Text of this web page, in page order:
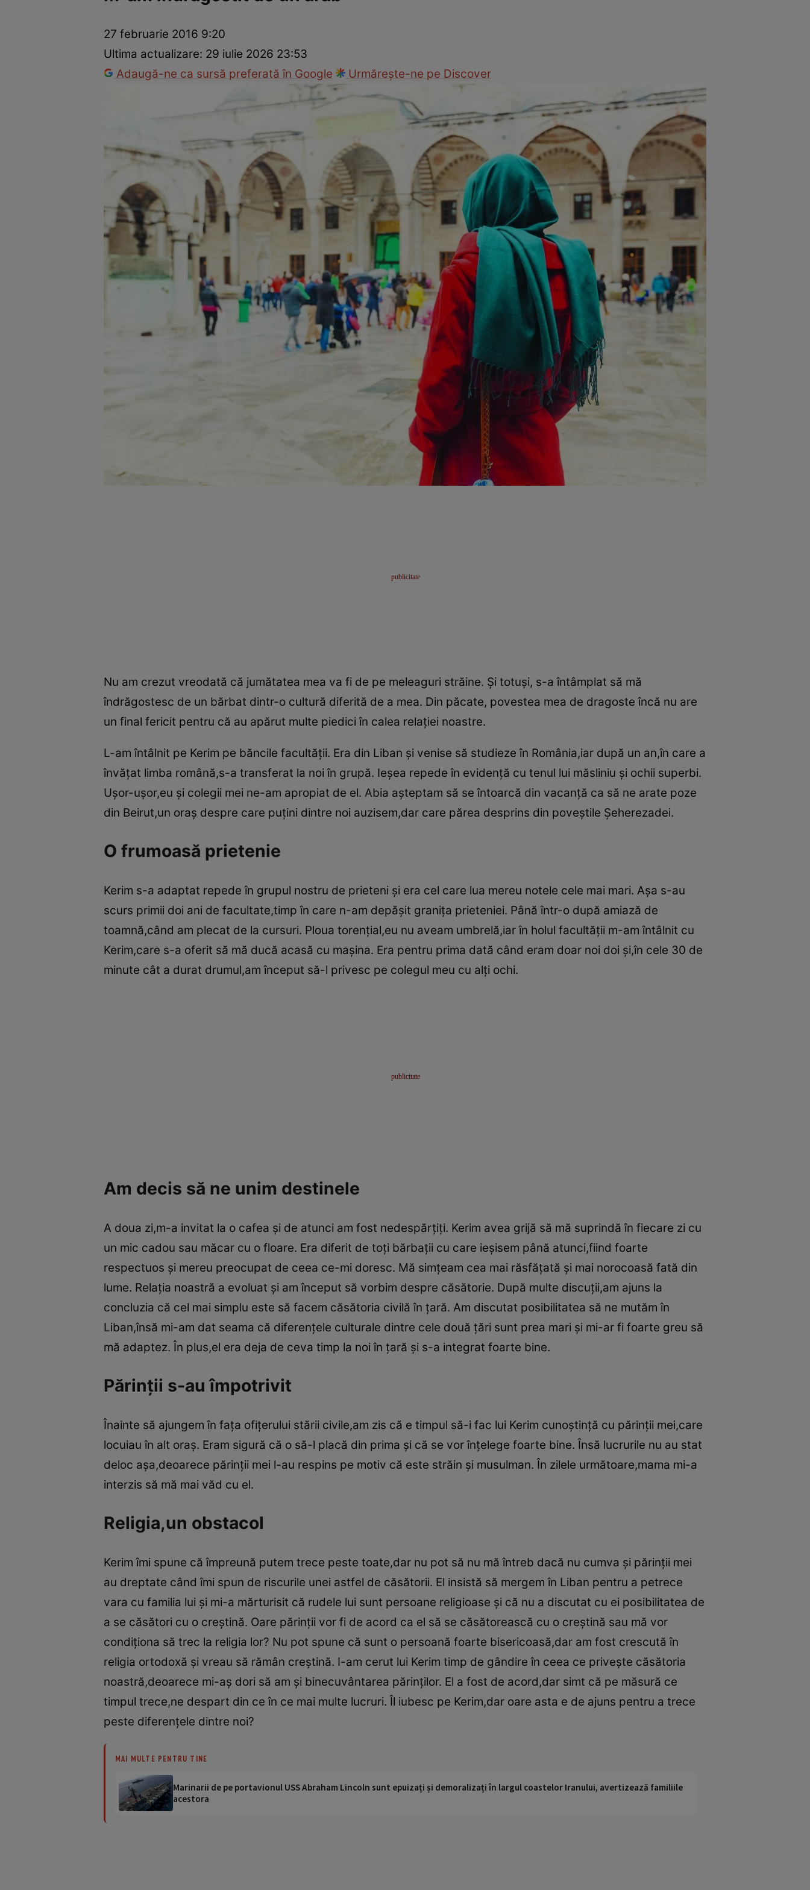
Vedete internaționaleVedete românești Interviurile Click!
27 februarie 2016 9:20
Ultima actualizare: 29 iulie 2026 23:53
Adaugă-ne ca sursă preferată în Google
Urmărește-ne pe Discover
Nu am crezut vreodată că jumătatea mea va fi de pe meleaguri străine. Şi totuşi, s-a întâmplat să mă
îndrăgostesc de un bărbat dintr-o cultură diferită de a mea. Din păcate, povestea mea de dragoste încă nu are
un final fericit pentru că au apărut multe piedici în calea relaţiei noastre.
L-am întâlnit pe Kerim pe băncile facultăţii. Era din Liban şi venise să studieze în România,iar după un an,în care a
învăţat limba română,s-a transferat la noi în grupă. Ieşea repede în evidenţă cu tenul lui măsliniu şi ochii superbi.
Uşor-uşor,eu şi colegii mei ne-am apropiat de el. Abia aşteptam să se întoarcă din vacanţă ca să ne arate poze
din Beirut,un oraş despre care puţini dintre noi auzisem,dar care părea desprins din poveştile Şeherezadei.
O frumoasă prietenie
Kerim s-a adaptat repede în grupul nostru de prieteni şi era cel care lua mereu notele cele mai mari. Aşa s-au
scurs primii doi ani de facultate,timp în care n-am depăşit graniţa prieteniei. Până într-o după amiază de
toamnă,când am plecat de la cursuri. Ploua torenţial,eu nu aveam umbrelă,iar în holul facultăţii m-am întâlnit cu
Kerim,care s-a oferit să mă ducă acasă cu maşina. Era pentru prima dată când eram doar noi doi şi,în cele 30 de
minute cât a durat drumul,am început să-l privesc pe colegul meu cu alţi ochi.
Am decis să ne unim destinele
A doua zi,m-a invitat la o cafea şi de atunci am fost nedespărţiţi. Kerim avea grijă să mă suprindă în fiecare zi cu
un mic cadou sau măcar cu o floare. Era diferit de toţi bărbaţii cu care ieşisem până atunci,fiind foarte
respectuos şi mereu preocupat de ceea ce-mi doresc. Mă simţeam cea mai răsfăţată şi mai norocoasă fată din
lume. Relaţia noastră a evoluat şi am început să vorbim despre căsătorie. După multe discuţii,am ajuns la
concluzia că cel mai simplu este să facem căsătoria civilă în ţară. Am discutat posibilitatea să ne mutăm în
Liban,însă mi-am dat seama că diferenţele culturale dintre cele două ţări sunt prea mari şi mi-ar fi foarte greu să
mă adaptez. În plus,el era deja de ceva timp la noi în ţară şi s-a integrat foarte bine.
Părinţii s-au împotrivit
Înainte să ajungem în faţa ofiţerului stării civile,am zis că e timpul să-i fac lui Kerim cunoştinţă cu părinţii mei,care
locuiau în alt oraş. Eram sigură că o să-l placă din prima şi că se vor înţelege foarte bine. Însă lucrurile nu au stat
deloc aşa,deoarece părinţii mei l-au respins pe motiv că este străin şi musulman. În zilele următoare,mama mi-a
interzis să mă mai văd cu el.
Religia,un obstacol
Kerim îmi spune că împreună putem trece peste toate,dar nu pot să nu mă întreb dacă nu cumva şi părinţii mei
au dreptate când îmi spun de riscurile unei astfel de căsătorii. El insistă să mergem în Liban pentru a petrece
vara cu familia lui şi mi-a mărturisit că rudele lui sunt persoane religioase şi că nu a discutat cu ei posibilitatea de
a se căsători cu o creştină. Oare părinţii vor fi de acord ca el să se căsătorească cu o creştină sau mă vor
condiţiona să trec la religia lor? Nu pot spune că sunt o persoană foarte bisericoasă,dar am fost crescută în
religia ortodoxă şi vreau să rămân creştină. I-am cerut lui Kerim timp de gândire în ceea ce priveşte căsătoria
noastră,deoarece mi-aş dori să am şi binecuvântarea părinţilor. El a fost de acord,dar simt că pe măsură ce
timpul trece,ne despart din ce în ce mai multe lucruri. Îl iubesc pe Kerim,dar oare asta e de ajuns pentru a trece
peste diferenţele dintre noi?
MAI MULTE PENTRU TINE
Marinarii de pe portavionul USS Abraham Lincoln sunt epuizați și demoralizați în largul coastelor Iranului, avertizează familiile
acestora